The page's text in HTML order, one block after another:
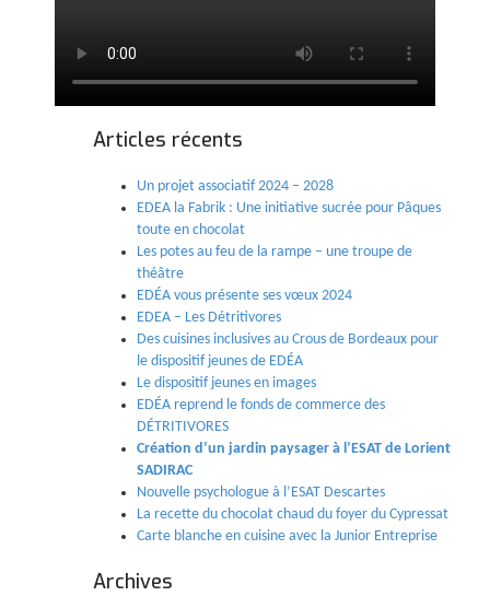
Articles récents
Un projet associatif 2024 – 2028
EDEA la Fabrik : Une initiative sucrée pour Pâques
toute en chocolat
Les potes au feu de la rampe – une troupe de
théâtre
EDÉA vous présente ses vœux 2024
EDEA – Les Détritivores
Des cuisines inclusives au Crous de Bordeaux pour
le dispositif jeunes de EDÉA
Le dispositif jeunes en images
EDÉA reprend le fonds de commerce des
DÉTRITIVORES
Création d’un jardin paysager à l’ESAT de Lorient
SADIRAC
Nouvelle psychologue à l’ESAT Descartes
La recette du chocolat chaud du foyer du Cypressat
Carte blanche en cuisine avec la Junior Entreprise
Archives